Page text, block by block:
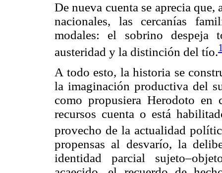
De nueva cuenta se aprecia que,
nacionales, las cercanías
modales: el sobrino
austeridad y la distinción del tío.
A todo esto, la historia se
la imaginación productiva del
como propusiera Herodoto en
recursos cuenta o está
provecho de la actualidad
propensas al desvarío, la
identidad parcial